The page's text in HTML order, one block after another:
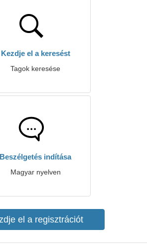
Kezdje el a keresést
Tagok keresése
Beszélgetés indítása
Magyar nyelven
el a regisztrációt